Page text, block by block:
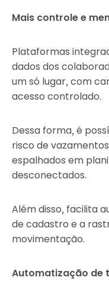
Mais controle e
Plataformas
dados dos
um só lugar, com
acesso controlado.
Dessa forma, é
risco de
espalhados em
desconectados.
Além disso, facilita
de cadastro e a
movimentação.
Automatização de